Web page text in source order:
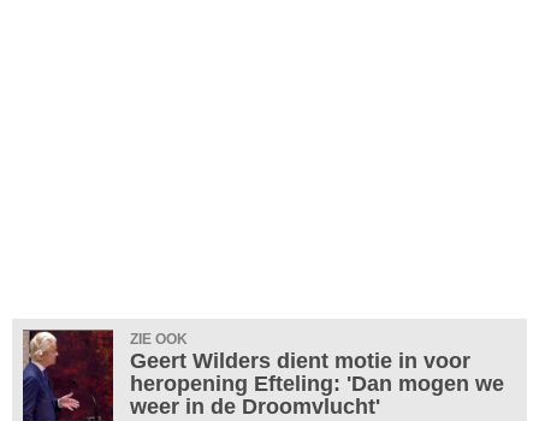
ZIE OOK
Geert Wilders dient motie in voor
heropening Efteling: 'Dan mogen we
weer in de Droomvlucht'